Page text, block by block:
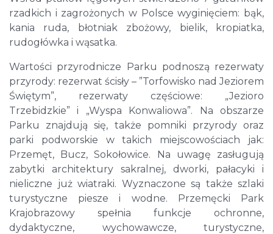
rzadkich i zagrożonych w Polsce wyginięciem: bąk,
kania ruda, błotniak zbożowy, bielik, kropiatka,
rudogłówka i wąsatka.
Wartości przyrodnicze Parku podnoszą rezerwaty
przyrody: rezerwat ścisły – ”Torfowisko nad Jeziorem
Świętym”, rezerwaty częściowe: „Jezioro
Trzebidzkie” i „Wyspa Konwaliowa”. Na obszarze
Parku znajdują się, także pomniki przyrody oraz
parki podworskie w takich miejscowościach jak:
Przemęt, Bucz, Sokołowice. Na uwagę zasługują
zabytki architektury sakralnej, dworki, pałacyki i
nieliczne już wiatraki. Wyznaczone są także szlaki
turystyczne piesze i wodne. Przemęcki Park
Krajobrazowy spełnia funkcje ochronne,
dydaktyczne, wychowawcze, turystyczne,